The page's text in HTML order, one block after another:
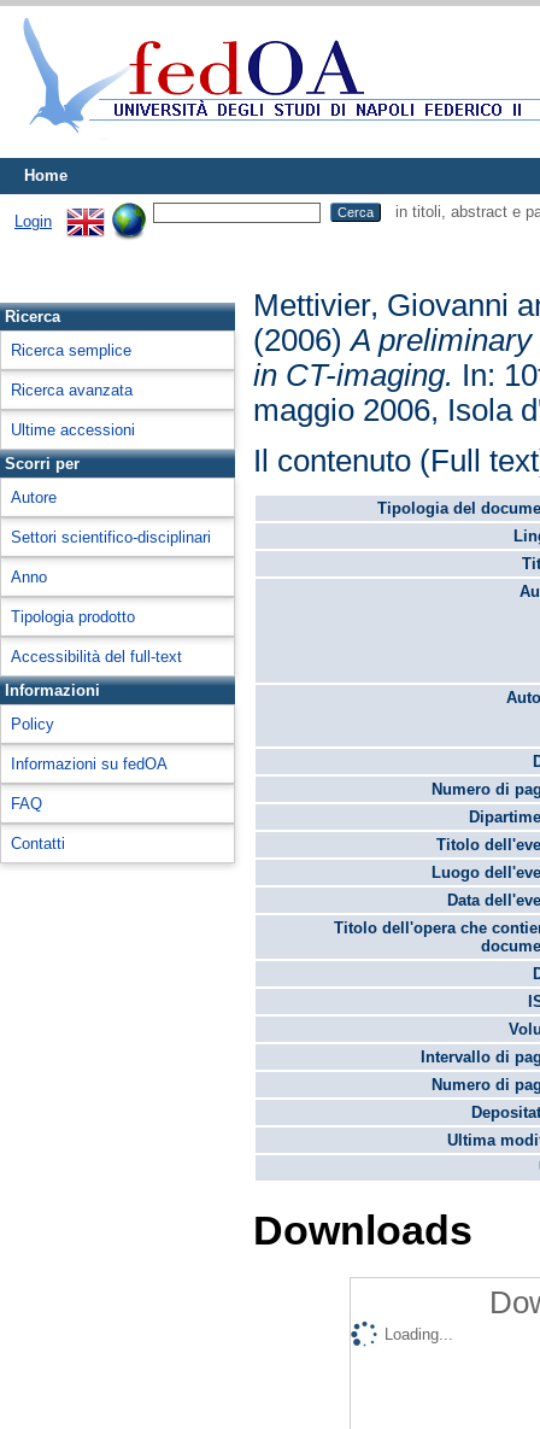
Home
Login
in titoli, abstract e
Ricerca
Ricerca semplice
Ricerca avanzata
Ultime accessioni
Scorri per
Autore
Settori scientifico-disciplinari
Anno
Tipologia prodotto
Accessibilità del full-text
Informazioni
Policy
Informazioni su fedOA
FAQ
Contatti
Mettivier, Giovanni
(2006)A
in CT-imaging. In:
maggio 2006, Isola
Il contenuto (Full
Tipologia del
Numero di
Titolo
Luogo
Data
Titolo dell'opera che
Intervallo di
Numero di
Ultima
Downloads
Loading...